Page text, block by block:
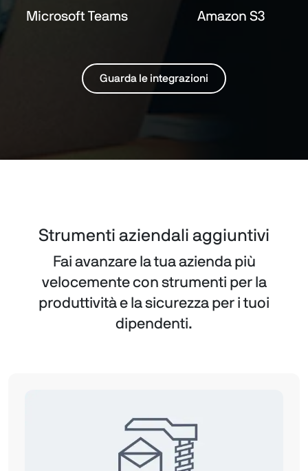
Microsoft Teams
Amazon S3
Guarda le integrazioni
Strumenti aziendali aggiuntivi
Fai avanzare la tua azienda più
velocemente con strumenti per la
produttività e la sicurezza per i tuoi
dipendenti.